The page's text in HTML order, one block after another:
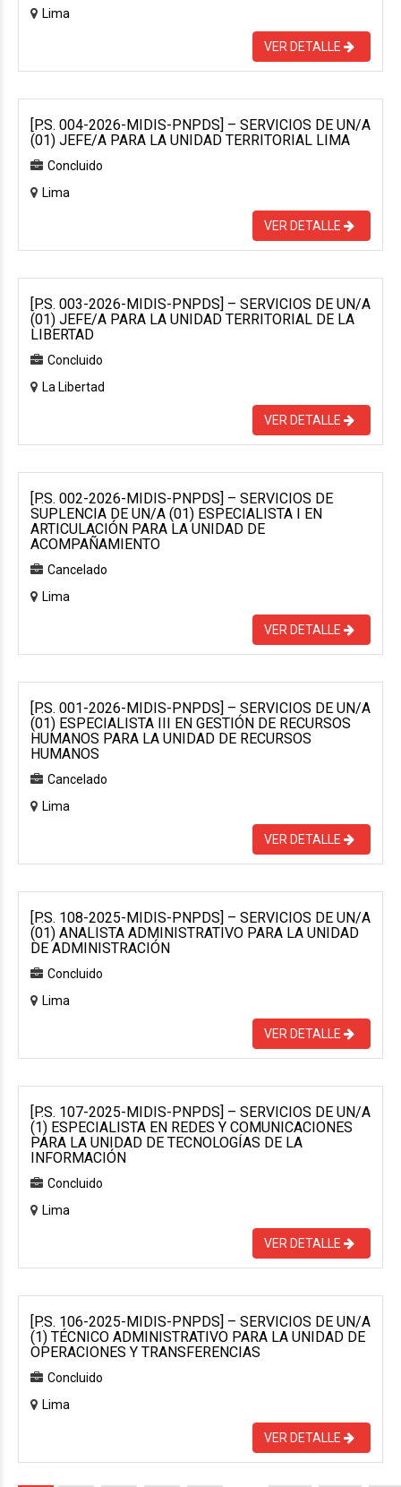
Lima
VER DETALLE
[P.S. 004-2026-MIDIS-PNPDS] – SERVICIOS DE UN/A
(01) JEFE/A PARA LA UNIDAD TERRITORIAL LIMA
Concluido
Lima
VER DETALLE
[P.S. 003-2026-MIDIS-PNPDS] – SERVICIOS DE UN/A
(01) JEFE/A PARA LA UNIDAD TERRITORIAL DE LA
LIBERTAD
Concluido
La Libertad
VER DETALLE
[P.S. 002-2026-MIDIS-PNPDS] – SERVICIOS DE
SUPLENCIA DE UN/A (01) ESPECIALISTA I EN
ARTICULACIÓN PARA LA UNIDAD DE
ACOMPAÑAMIENTO
Cancelado
Lima
VER DETALLE
[P.S. 001-2026-MIDIS-PNPDS] – SERVICIOS DE UN/A
(01) ESPECIALISTA III EN GESTIÓN DE RECURSOS
HUMANOS PARA LA UNIDAD DE RECURSOS
HUMANOS
Cancelado
Lima
VER DETALLE
[P.S. 108-2025-MIDIS-PNPDS] – SERVICIOS DE UN/A
(01) ANALISTA ADMINISTRATIVO PARA LA UNIDAD
DE ADMINISTRACIÓN
Concluido
Lima
VER DETALLE
[P.S. 107-2025-MIDIS-PNPDS] – SERVICIOS DE UN/A
(1) ESPECIALISTA EN REDES Y COMUNICACIONES
PARA LA UNIDAD DE TECNOLOGÍAS DE LA
INFORMACIÓN
Concluido
Lima
VER DETALLE
[P.S. 106-2025-MIDIS-PNPDS] – SERVICIOS DE UN/A
(1) TÉCNICO ADMINISTRATIVO PARA LA UNIDAD DE
OPERACIONES Y TRANSFERENCIAS
Concluido
Lima
VER DETALLE